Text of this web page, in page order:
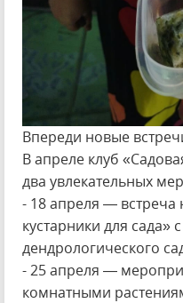
Впереди новые
В апреле клуб
два увлекательных
- 18 апреля — встреча
кустарники для сада»
дендрологического
- 25 апреля —
комнатными